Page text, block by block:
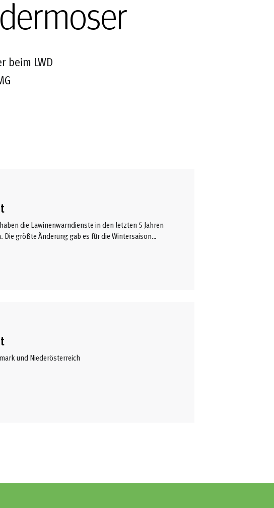
beim LWD
die Lawinenwarndienste in den letzten 5 Jahren
größte Änderung gab es für die Wintersaison
So konnten den Tourengehern mehr Zeit,
und Niederösterreich